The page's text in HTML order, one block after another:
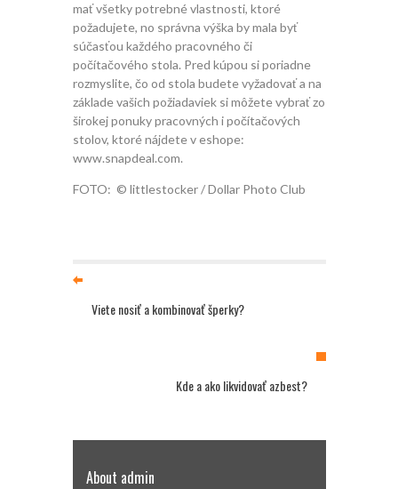
mať všetky potrebné vlastnosti, ktoré
požadujete, no správna výška by mala byť
súčasťou každého pracovného či
počítačového stola. Pred kúpou si poriadne
rozmyslite, čo od stola budete vyžadovať a na
základe vašich požiadaviek si môžete vybrať zo
širokej ponuky pracovných i počítačových
stolov, ktoré nájdete v eshope:
www.snapdeal.com.
FOTO: © littlestocker / Dollar Photo Club
Viete nosiť a kombinovať šperky?
Kde a ako likvidovať azbest?
About admin